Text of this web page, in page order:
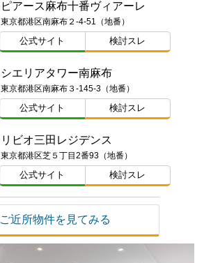
ピアース麻布十番ヴィアーレ
東京都港区南麻布２-4-51（地番）
公式サイト 検討スレ
シエリアタワー南麻布
東京都港区南麻布３-145-3（地番）
公式サイト 検討スレ
リビオ三田レジデンス
東京都港区芝５丁目2番93（地番）
公式サイト 検討スレ
ご近所物件を見てみる